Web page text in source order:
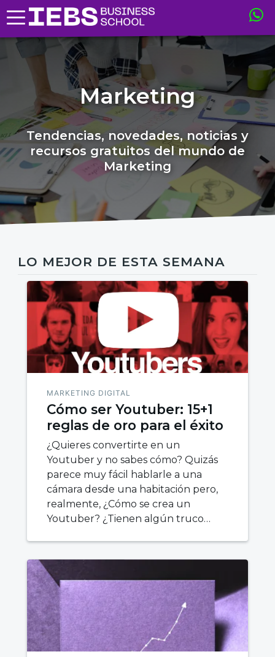
Marketing
Tendencias, novedades, noticias y
recursos gratuitos del mundo de
Marketing
LO MEJOR DE ESTA SEMANA
MARKETING DIGITAL
Cómo ser Youtuber: 15+1
reglas de oro para el éxito
¿Quieres convertirte en un
Youtuber y no sabes cómo? Quizás
parece muy fácil hablarle a una
cámara desde una habitación pero,
realmente, ¿Cómo se crea un
Youtuber? ¿Tienen algún truco…